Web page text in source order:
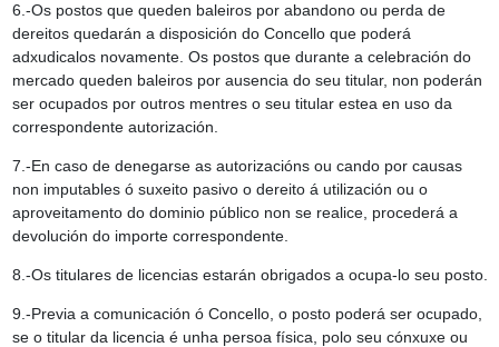
6.-Os postos que queden baleiros por abandono ou perda de
dereitos quedarán a disposición do Concello que poderá
adxudicalos novamente. Os postos que durante a celebración do
mercado queden baleiros por ausencia do seu titular, non poderán
ser ocupados por outros mentres o seu titular estea en uso da
correspondente autorización.
7.-En caso de denegarse as autorizacións ou cando por causas
non imputables ó suxeito pasivo o dereito á utilización ou o
aproveitamento do dominio público non se realice, procederá a
devolución do importe correspondente.
8.-Os titulares de licencias estarán obrigados a ocupa-lo seu posto.
9.-Previa a comunicación ó Concello, o posto poderá ser ocupado,
se o titular da licencia é unha persoa física, polo seu cónxuxe ou